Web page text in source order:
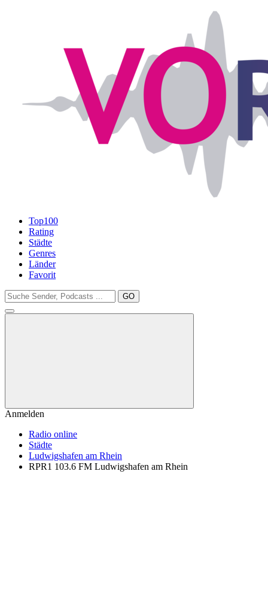
Top100
Rating
Städte
Genres
Länder
Favorit
GO
Anmelden
Radio online
Städte
Ludwigshafen am Rhein
RPR1 103.6 FM Ludwigshafen am Rhein